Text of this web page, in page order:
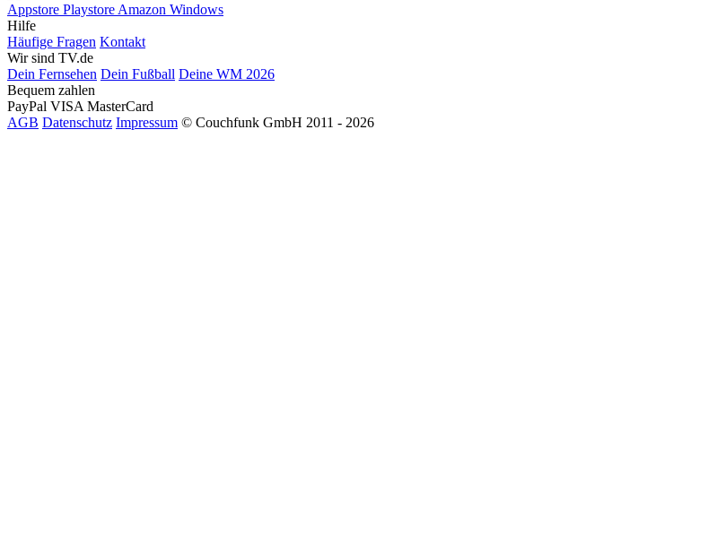
Appstore Playstore Amazon Windows
Hilfe
Häufige Fragen Kontakt
Wir sind TV.de
Dein Fernsehen Dein Fußball Deine WM 2026
Bequem zahlen
PayPal VISA MasterCard
AGB Datenschutz Impressum © Couchfunk GmbH 2011 - 2026